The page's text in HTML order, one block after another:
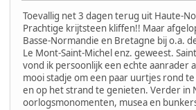
Toevallig net 3 dagen terug uit Haute-
Prachtige krijtsteen kliffen!! Maar
Basse-Normandie en Bretagne bij o.a.
Le Mont-Saint-Michel enz. geweest.
vond ik persoonlijk een echte aanrader
mooi stadje om een paar uurtjes rond
en op het strand te genieten. Verder in
oorlogsmonomenten, musea en